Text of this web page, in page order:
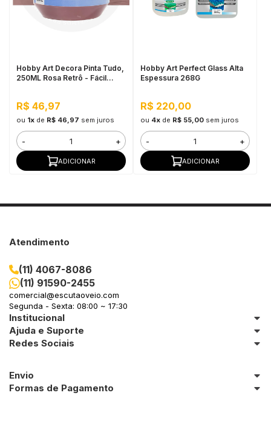
Hobby Art Decora Pinta Tudo,
250ML Rosa Retrô - Fácil
R$ 46,97
ou 1xde R$ 46,97 sem juros
- +
ADICIONAR
Hobby Art Perfect Glass Alta
Espessura 268G
R$ 220,00
ou 4xde R$ 55,00 sem juros
- +
ADICIONAR
Atendimento
(11) 4067-8086
(11) 91590-2455
comercial@escutaoveio.com
Segunda - Sexta: 08:00 ~ 17:30
Institucional
Ajuda e Suporte
Redes Sociais
Envio
Formas de Pagamento